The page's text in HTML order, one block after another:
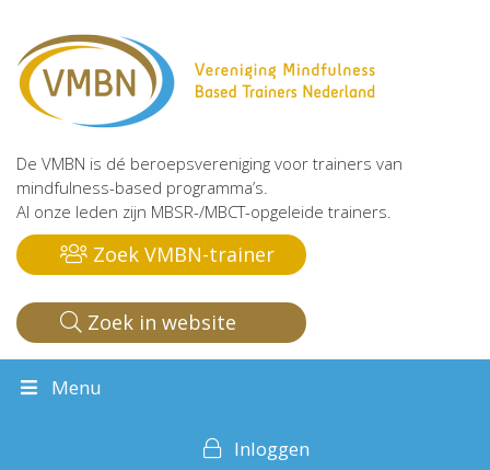
De VMBN is dé beroepsvereniging voor trainers van
mindfulness-based programma’s.
Al onze leden zijn MBSR-/MBCT-opgeleide trainers.
Zoek VMBN-trainer
Zoek in website
Menu
Inloggen